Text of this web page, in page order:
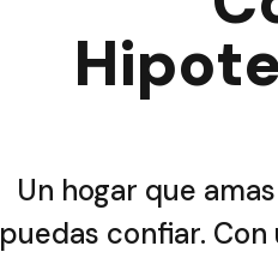
Un hogar que
puedas confiar.